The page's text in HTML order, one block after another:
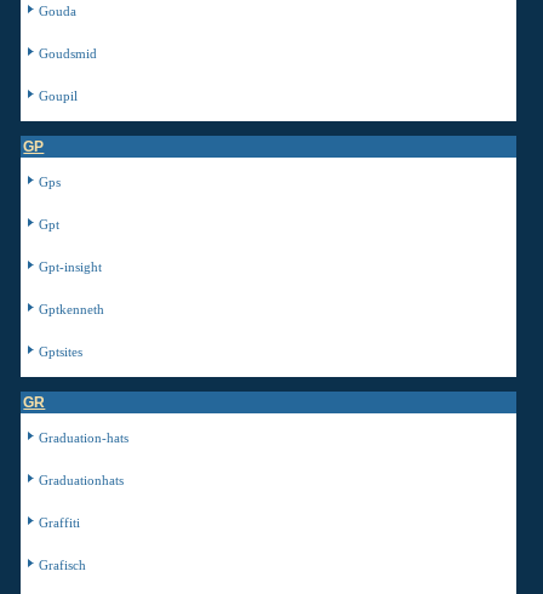
Gouda
Goudsmid
Goupil
GP
Gps
Gpt
Gpt-insight
Gptkenneth
Gptsites
GR
Graduation-hats
Graduationhats
Graffiti
Grafisch